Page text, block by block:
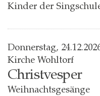
Kinder der
Donnerstag,
Kirche Wohltorf
Christvesper
Weihnachtsgesänge